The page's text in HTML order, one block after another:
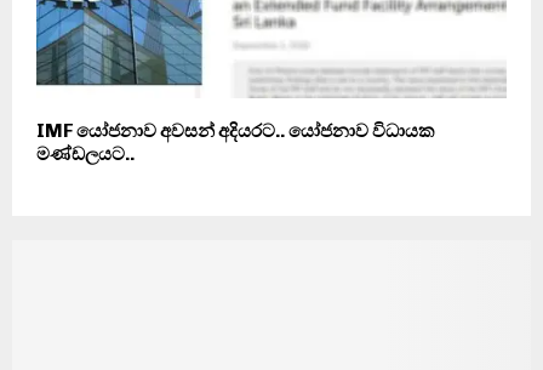
IMF යෝජනාව අවසන් අදියරට.. යෝජනාව විධායක
මණ්ඩලයට..